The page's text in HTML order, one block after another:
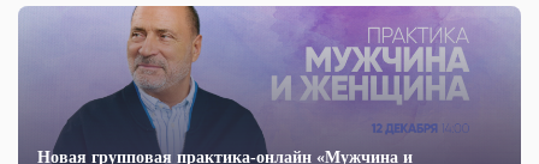
Новая групповая практика-онлайн «Мужчина и